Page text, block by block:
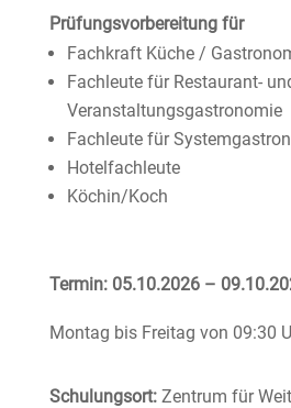
Prüfungsvorbereitung für
Fachkraft Küche /
Fachleute für Restaurant-
Veranstaltungsgastronomie
Fachleute für
Hotelfachleute
Köchin/Koch
Termin: 05.10.2026 –
Montag bis Freitag von 09:30
Schulungsort: Zentrum für